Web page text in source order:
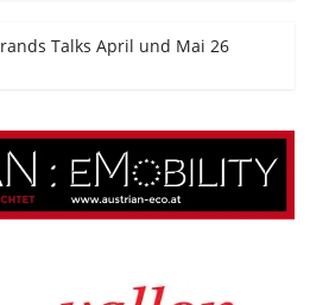
Talks April und Mai 26